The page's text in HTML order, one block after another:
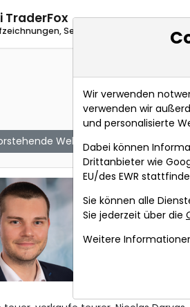
TraderFox
Seminare
Webinare Alle
Aktien
Referent:
Wir verwenden
verwenden wir
und personalisierte
Dabei können
Drittanbieter wie
EU/des EWR
Sie können alle
Sie jederzeit über die
Weitere